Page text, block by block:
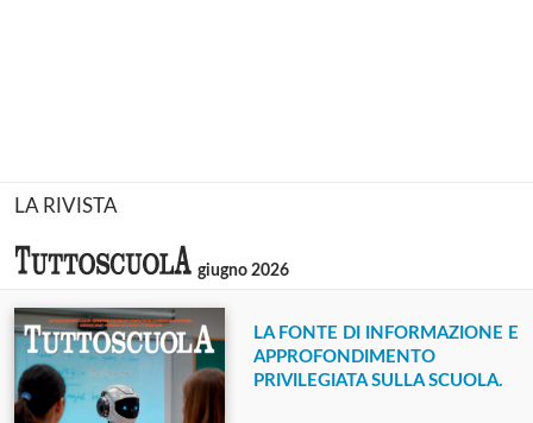
LA RIVISTA
giugno 2026
LA FONTE DI INFORMAZIONE E
APPROFONDIMENTO
PRIVILEGIATA SULLA SCUOLA.